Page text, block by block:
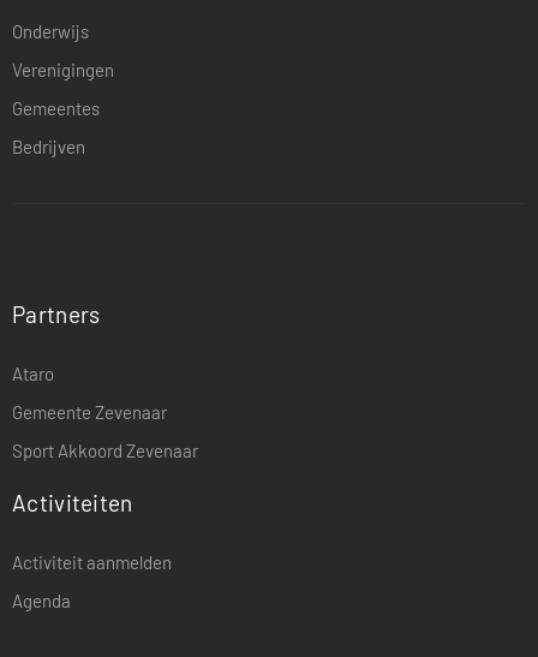
Onderwijs
Verenigingen
Gemeentes
Bedrijven
Partners
Ataro
Gemeente Zevenaar
Sport Akkoord Zevenaar
Activiteiten
Activiteit aanmelden
Agenda